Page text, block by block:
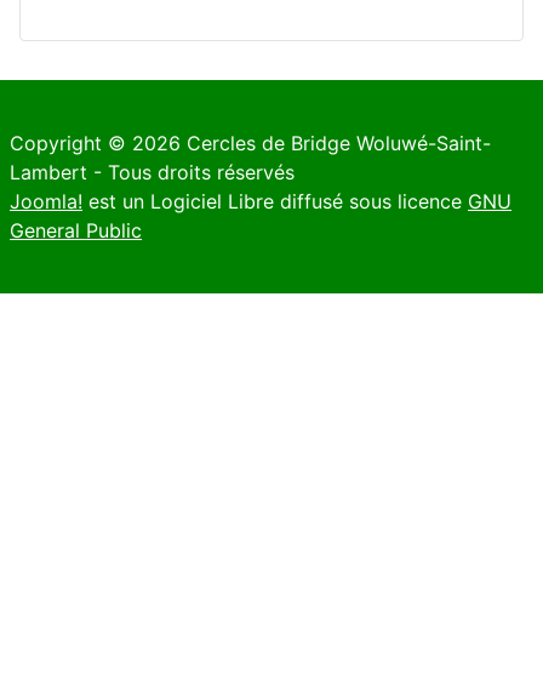
Copyright © 2026 Cercles de Bridge Woluwé-Saint-
Lambert - Tous droits réservés
Joomla! est un Logiciel Libre diffusé sous licence GNU
General Public